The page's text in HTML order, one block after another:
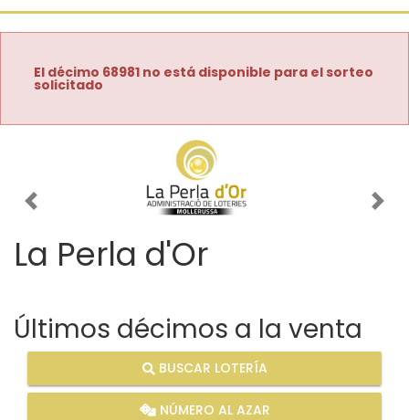
El décimo 68981 no está disponible para el sorteo
solicitado
Imagen anterior
La Perla d'Or
Últimos décimos a la venta
BUSCAR LOTERÍA
NÚMERO AL AZAR